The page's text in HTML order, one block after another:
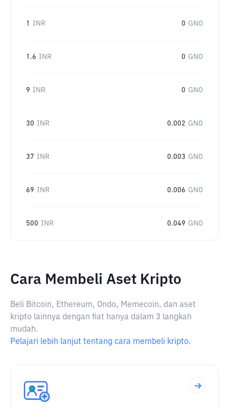
1 INR 0 GNO
1.6 INR 0 GNO
9 INR 0 GNO
30 INR 0.002 GNO
37 INR 0.003 GNO
69 INR 0.006 GNO
500 INR 0.049 GNO
Cara Membeli Aset Kripto
Beli Bitcoin, Ethereum, Ondo, Memecoin, dan aset
kripto lainnya dengan fiat hanya dalam 3 langkah
mudah.
Pelajari lebih lanjut tentang cara membeli kripto.